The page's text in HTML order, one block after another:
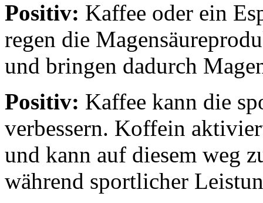
Positiv: Kaffee oder ein
regen die
und bringen dadurch
Positiv: Kaffee kann die
verbessern. Koffein
und kann auf diesem weg
während sportlicher